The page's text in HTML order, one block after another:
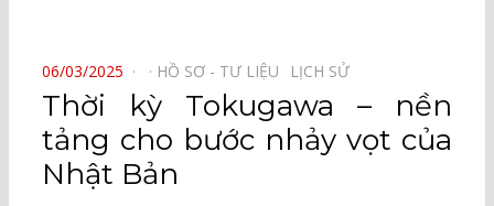
POSTED
ON
06/03/2025 HỒ SƠ - TƯ LIỆU⠀ LỊCH SỬ⠀
Thời kỳ Tokugawa – nền
tảng cho bước nhảy vọt của
Nhật Bản